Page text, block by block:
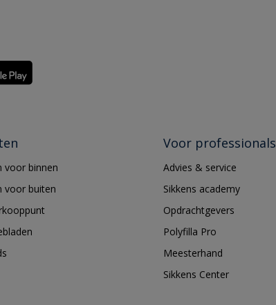
voor binnen
voor buiten
Voor professionals
Advies & service
Sikkens academy
Opdrachtgevers
Polyfilla Pro
Meesterhand
Sikkens Center